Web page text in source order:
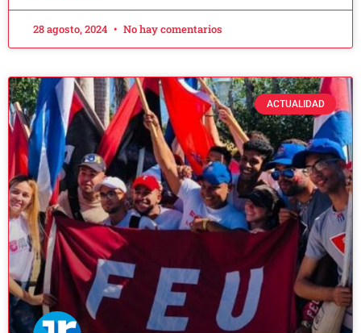
28 agosto, 2024 No hay comentarios
ACTUALIDAD